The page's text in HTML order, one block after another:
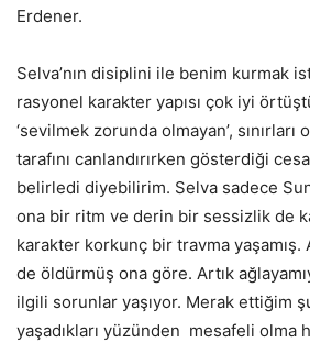
Erdener.
​Selva’nın disiplini ile benim kurmak
rasyonel karakter yapısı çok iyi
‘sevilmek zorunda olmayan’, sınırları
tarafını canlandırırken gösterdiği
belirledi diyebilirim. Selva sadece
ona bir ritm ve derin bir sessizlik de
karakter korkunç bir travma yaşamış.
de öldürmüş ona göre. Artık
ilgili sorunlar yaşıyor. Merak ettiğim
yaşadıkları yüzünden mesafeli olma